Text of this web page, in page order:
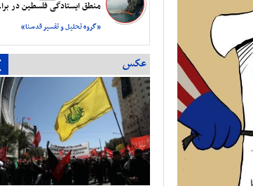
منطق ایستادگی فلسطین در برابر اشغالگر است
«گروه تحلیل و تفسیر قدسنا»
عکس